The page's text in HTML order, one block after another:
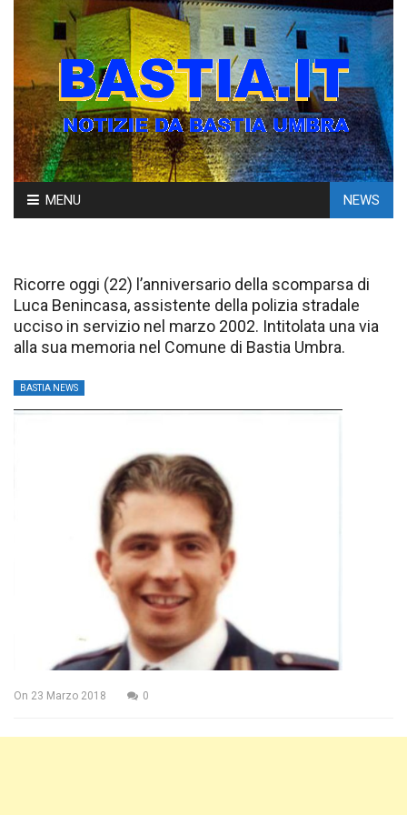
Skip
to
MENU NEWS
Ricorre oggi (22) l’anniversario della scomparsa di
Luca Benincasa, assistente della polizia stradale
ucciso in servizio nel marzo 2002. Intitolata una via
alla sua memoria nel Comune di Bastia Umbra.
BASTIA NEWS
On 23 Marzo 2018 0